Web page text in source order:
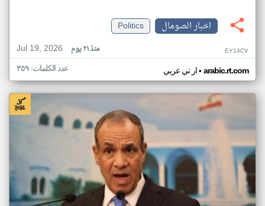
اخبار الصومال
Politics
Jul 19, 2026
منذ ٢١ يوم EY14CV
ار تي عربي• arabic.rt.com عدد الكلمات: ٣٥٩